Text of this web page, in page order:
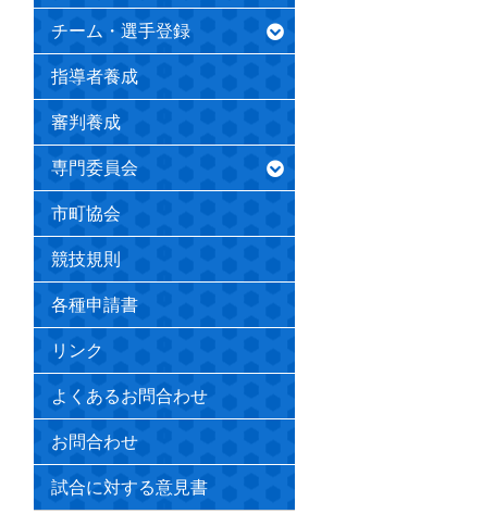
チーム・選手登録
指導者養成
審判養成
専門委員会
市町協会
競技規則
各種申請書
リンク
よくあるお問合わせ
お問合わせ
試合に対する意見書